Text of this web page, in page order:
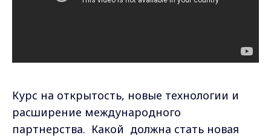
Курс на открытость, новые технологии и
расширение международного
партнерства. Какой должна стать новая